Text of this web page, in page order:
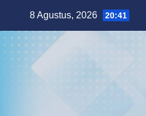
content
8 Agustus, 2026 20:41